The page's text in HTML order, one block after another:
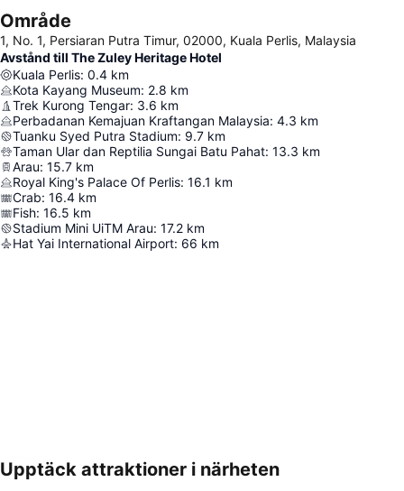
Område
1, No. 1, Persiaran Putra Timur, 02000, Kuala Perlis, Malaysia
Avstånd till The Zuley Heritage Hotel
Kuala Perlis: 0.4 km
Kota Kayang Museum: 2.8 km
Trek Kurong Tengar: 3.6 km
Perbadanan Kemajuan Kraftangan Malaysia: 4.3 km
Tuanku Syed Putra Stadium: 9.7 km
Taman Ular dan Reptilia Sungai Batu Pahat: 13.3 km
Arau: 15.7 km
Royal King's Palace Of Perlis: 16.1 km
Crab: 16.4 km
Fish: 16.5 km
Stadium Mini UiTM Arau: 17.2 km
Hat Yai International Airport: 66 km
Förstora kartan
Upptäck attraktioner i närheten